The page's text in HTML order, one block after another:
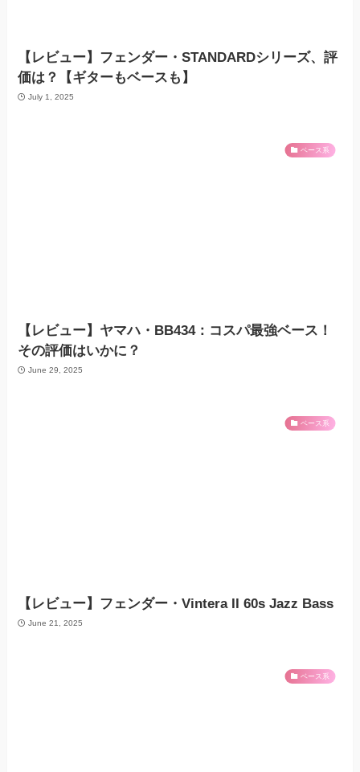
【レビュー】フェンダー・STANDARDシリーズ、評
価は？【ギターもベースも】
July 1, 2025
ベース系
【レビュー】ヤマハ・BB434：コスパ最強ベース！
その評価はいかに？
June 29, 2025
ベース系
【レビュー】フェンダー・Vintera II 60s Jazz Bass
June 21, 2025
ベース系